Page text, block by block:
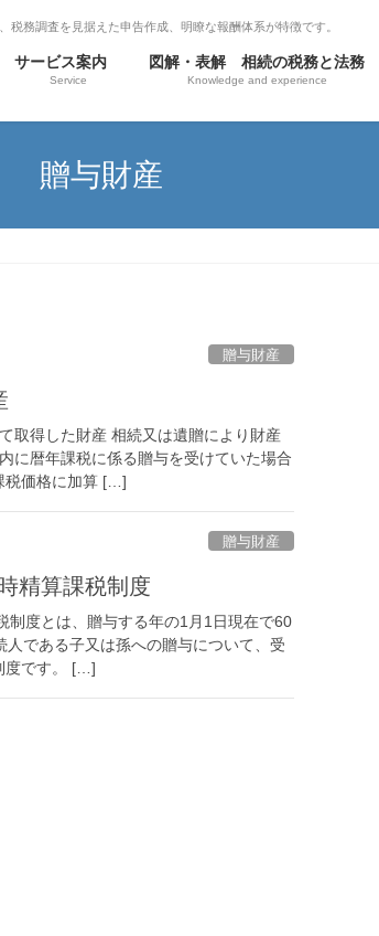
務調査を見据えた申告作成、明瞭な報酬体系が特徴です。
サービス案内
Service
図解・表解 相続の税務と法務
Knowledge and experience
贈与財産
贈与財産
取得した財産 相続又は遺贈により財産
に暦年課税に係る贈与を受けていた場合
税価格に加算 […]
贈与財産
精算課税制度
制度とは、贈与する年の1月1日現在で60
である子又は孫への贈与について、受
度です。 […]